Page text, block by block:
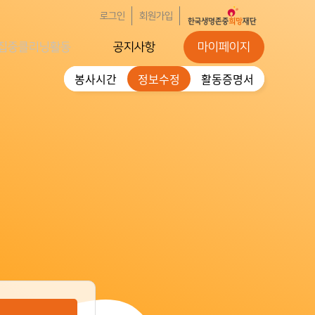
로그인 회원가입
중클리닝활동 공지사항 마이페이지
봉사시간 정보수정 활동증명서